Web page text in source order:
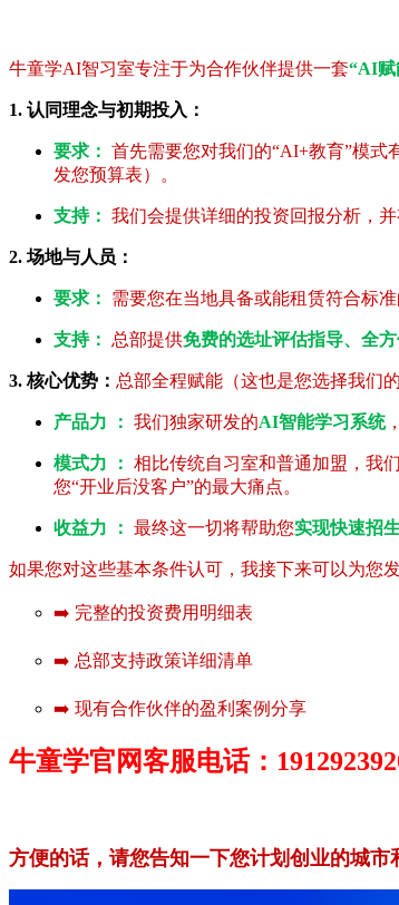
牛童学AI智习室专注于为合作伙伴提供一套“AI赋
1. 认同理念与初期投入：
要求： 首先需要您对我们的“AI+教育”模
发您预算表）。
支持： 我们会提供详细的投资回报分析，
2. 场地与人员：
要求： 需要您在当地具备或能租赁符合标
支持： 总部提供免费的选址评估指导、全
3. 核心优势： 总部全程赋能（这也是您选择我们的
产品力 ： 我们独家研发的AI智能学习系统
模式力 ： 相比传统自习室和普通加盟，我
您“开业后没客户”的最大痛点。
收益力 ： 最终这一切将帮助您实现快速招
如果您对这些基本条件认可，我接下来可以为您
➡️ 完整的投资费用明细表
➡️ 总部支持政策详细清单
➡️ 现有合作伙伴的盈利案例分享
牛童学官网客服电话：
方便的话，请您告知一下您计划创业的城